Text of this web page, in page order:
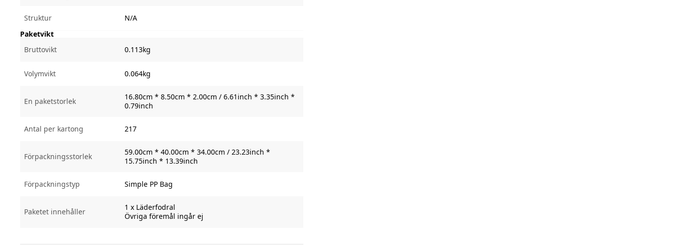
Struktur
N/A
Paketvikt
Bruttovikt
0.113kg
Volymvikt 0.064kg
En paketstorlek
16.80cm * 8.50cm * 2.00cm / 6.61inch * 3.35inch *
0.79inch
Antal per kartong 217
Förpackningsstorlek
59.00cm * 40.00cm * 34.00cm / 23.23inch *
15.75inch * 13.39inch
Förpackningstyp Simple PP Bag
Paketet innehåller
1 x Läderfodral
Övriga föremål ingår ej